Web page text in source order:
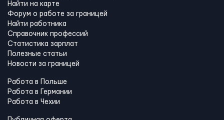
Найти на карте
Форум о работе за границей
Найти работника
Справочник профессий
Статистика зарплат
Полезные статьи
Новости за границей
Работа в Польше
Работа в Германии
Работа в Чехии